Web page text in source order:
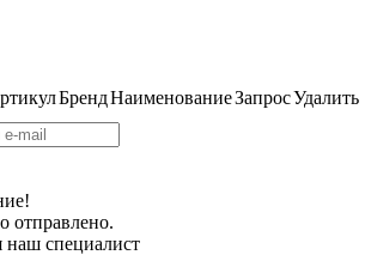
БрендНаименованиеЗапросУдалить
отправлено.
специалист